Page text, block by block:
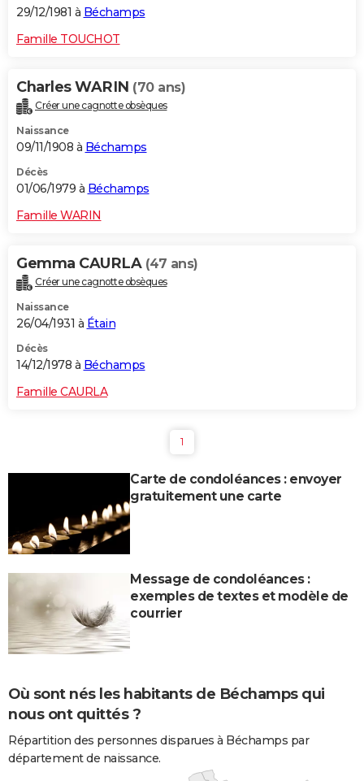
29/12/1981 à Béchamps
Famille TOUCHOT
Charles WARIN (70 ans)
Créer une cagnotte obsèques
Naissance
09/11/1908 à Béchamps
Décès
01/06/1979 à Béchamps
Famille WARIN
Gemma CAURLA (47 ans)
Créer une cagnotte obsèques
Naissance
26/04/1931 à Étain
Décès
14/12/1978 à Béchamps
Famille CAURLA
1
Carte de condoléances : envoyer
gratuitement une carte
Message de condoléances :
exemples de textes et modèle de
courrier
Où sont nés les habitants de Béchamps qui
nous ont quittés ?
Répartition des personnes disparues à Béchamps par
département de naissance.